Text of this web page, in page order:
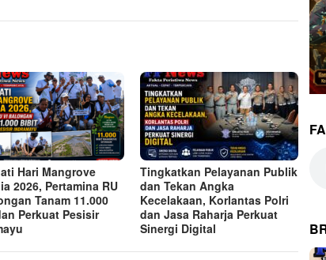
Hari Mangrove
2026, Pertamina RU
Tanam 11.000
Perkuat Pesisir
Tingkatkan Pelayanan Publik
dan Tekan Angka
Kecelakaan, Korlantas Polri
dan Jasa Raharja Perkuat
Sinergi Digital